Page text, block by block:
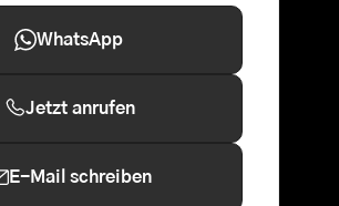
WhatsApp
Jetzt anrufen
E-Mail schreiben